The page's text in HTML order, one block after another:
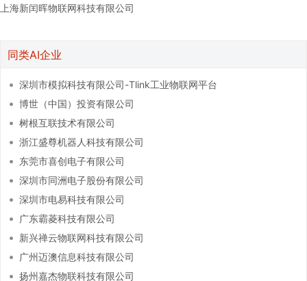
上海新闰晖物联网科技有限公司
同类AI企业
深圳市模拟科技有限公司-Tlink工业物联网平台
博世（中国）投资有限公司
树根互联技术有限公司
浙江盛尊机器人科技有限公司
东莞市喜创电子有限公司
深圳市同洲电子股份有限公司
深圳市电易科技有限公司
广东霸菱科技有限公司
新兴禅云物联网科技有限公司
广州迈澳信息科技有限公司
扬州嘉杰物联科技有限公司